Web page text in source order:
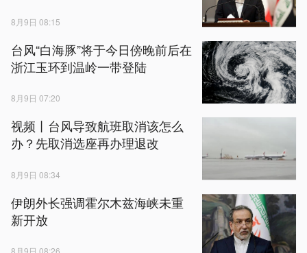
8月9日 08:15
台风“白海豚”将于今日傍晚前后在
浙江玉环到温岭一带登陆
8月9日 07:20
视频丨台风导致航班取消该怎么
办？先取消选座再办理退改
8月9日 08:34
伊朗外长强调霍尔木兹海峡未重
新开放